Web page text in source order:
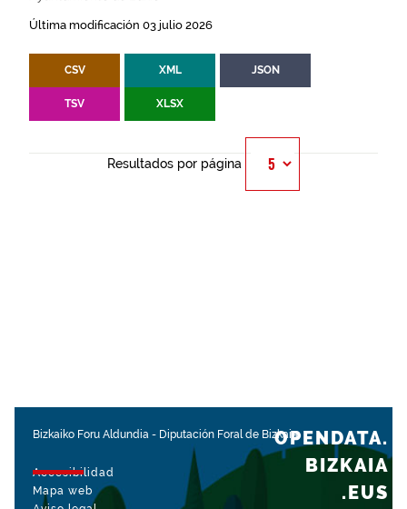
Última modificación 03 julio 2026
CSV XML JSON
TSV XLSX
Resultados por página
Bizkaiko Foru Aldundia - Diputación Foral de Bizkaia
Accesibilidad
Mapa web
OPENDATA.
BIZKAIA
.EUS